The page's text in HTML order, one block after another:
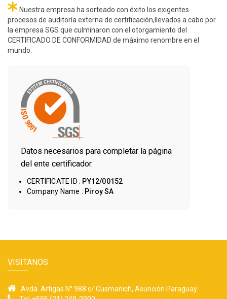
Nuestra empresa ha sorteado con éxito los exigentes
procesos de auditoría externa de certificación,llevados a cabo por
la empresa SGS que culminaron con el otorgamiento del
CERTIFICADO DE CONFORMIDAD de máximo renombre en el
mundo.
Datos necesarios para completar la página
del ente certificador.
CERTIFICATE ID : PY12/00152
Company Name : Piroy SA
VISITANOS
Avda. Artigas N° 988 c/ Cusmanich, Asunción Paraguay.